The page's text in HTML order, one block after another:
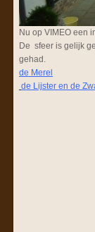
Nu op VIMEO een
De sfeer is gelijk
gehad.
de Merel
de Lijster en de